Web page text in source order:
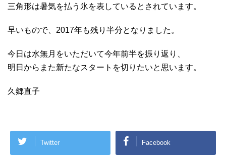
三角形は暑気を払う氷を表しているとされています。
早いもので、2017年も残り半分となりました。
今日は水無月をいただいて今年前半を振り返り、
明日からまた新たなスタートを切りたいと思います。
久郷直子
Twitter Facebook